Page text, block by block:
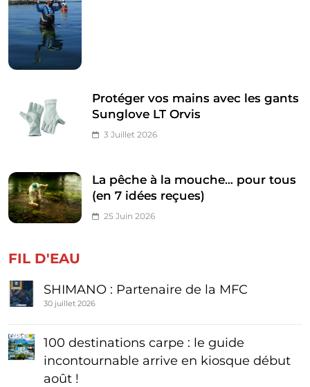
Protéger vos mains avec les gants
Sunglove LT Orvis
3 Juillet 2026
La pêche à la mouche… pour tous
(en 7 idées reçues)
25 Juin 2026
FIL D'EAU
SHIMANO : Partenaire de la MFC
30 juillet 2026
100 destinations carpe : le guide
incontournable arrive en kiosque début
août !